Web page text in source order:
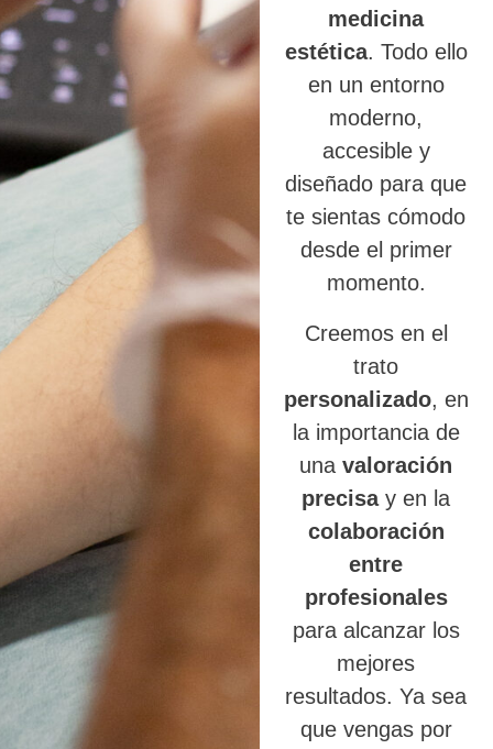
medicina
estética. Todo ello
en un entorno
moderno,
accesible y
diseñado para que
te sientas cómodo
desde el primer
momento.
Creemos en el
trato
personalizado, en
la importancia de
unavaloración
precisay en la
colaboración
entre
profesionales
para alcanzar los
mejores
resultados. Ya sea
que vengas por